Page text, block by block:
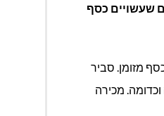
שעשויים כסף
מזומן. סביר
מכירה